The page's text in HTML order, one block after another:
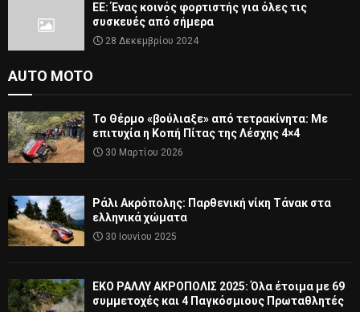
ΕΕ: Ένας κοινός φορτιστής για όλες τις
συσκευές από σήμερα
28 Δεκεμβρίου 2024
AUTO MOTO
Το Θέρμο «βούλιαξε» από τετρακίνητα: Με
επιτυχία η Κοπή Πίτας της Λέσχης 4×4
30 Μαρτίου 2026
Ράλι Ακρόπολης: Παρθενική νίκη Τάνακ στα
ελληνικά χώματα
30 Ιουνίου 2025
ΕΚΟ ΡΑΛΛΥ ΑΚΡΟΠΟΛΙΣ 2025: Όλα έτοιμα με 69
συμμετοχές και 4 Παγκόσμιους Πρωταθλητές